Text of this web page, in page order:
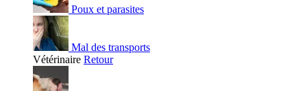
Poux et parasites
Mal des transports
Vétérinaire Retour